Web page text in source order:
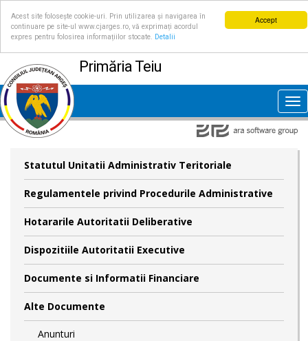
Accept
Acest site folosește cookie-uri. Prin utilizarea și navigarea în
continuare pe site-ul www.cjarges.ro, vă exprimați acordul
expres pentru folosirea informațiilor stocate.
Detalii
Primăria Teiu
Statutul Unitatii Administrativ Teritoriale
Regulamentele privind Procedurile Administrative
Hotararile Autoritatii Deliberative
Dispozitiile Autoritatii Executive
Documente si Informatii Financiare
Alte Documente
Anunturi